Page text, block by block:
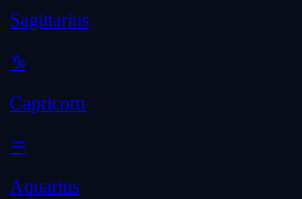
Sagittarius
♑
Capricorn
♒
Aquarius